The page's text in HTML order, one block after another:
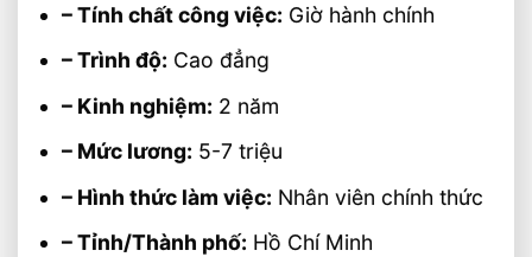
– Tính chất công việc: Giờ hành chính
– Trình độ: Cao đẳng
– Kinh nghiệm: 2 năm
– Mức lương: 5-7 triệu
– Hình thức làm việc: Nhân viên chính thức
– Tỉnh/Thành phố: Hồ Chí Minh